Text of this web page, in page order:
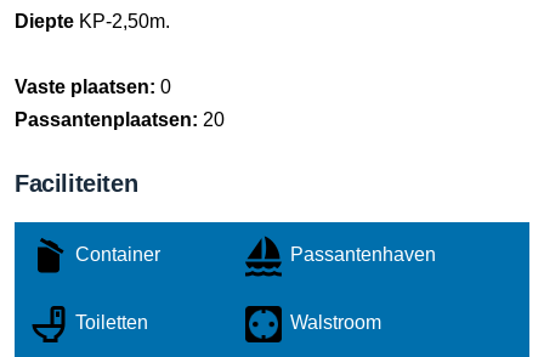
Diepte KP-2,50m.
Vaste plaatsen: 0
Passantenplaatsen: 20
Faciliteiten
Container Passantenhaven
Toiletten Walstroom